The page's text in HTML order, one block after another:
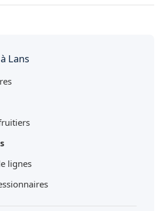
sécurité sur les haies difficiles
Lans
lignes